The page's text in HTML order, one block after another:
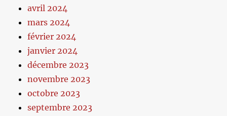
avril 2024
mars 2024
février 2024
janvier 2024
décembre 2023
novembre 2023
octobre 2023
septembre 2023